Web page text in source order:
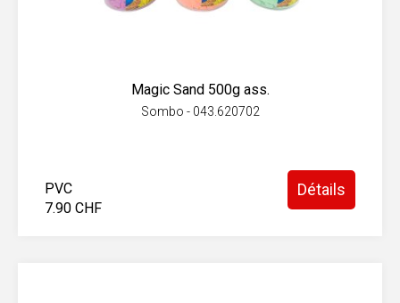
Magic Sand 500g ass.
Sombo - 043.620702
PVC
7.90 CHF
Détails